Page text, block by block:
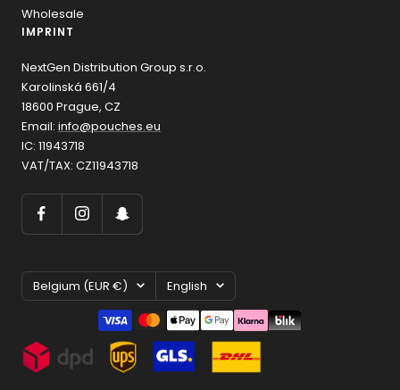
Wholesale
IMPRINT
NextGen Distribution Group s.r.o.
Karolinská 661/4
18600 Prague, CZ
Email: info@pouches.eu
IC: 11943718
VAT/TAX: CZ11943718
Country/region
Belgium (EUR €) Language
English